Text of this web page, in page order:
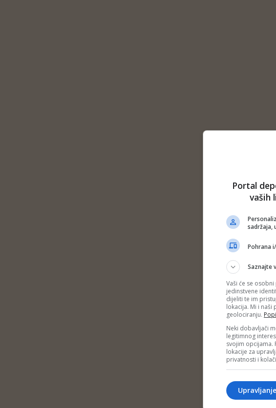
Portal
vaših
sadržaja,
Pohrana
Saznajte
Vaši će se
jedinstvene
dijeliti te im
lokacija. Mi i
geolociranju.
Neki dobavljači
legitimnog
svojim opcijama.
lokacije za
privatnosti i